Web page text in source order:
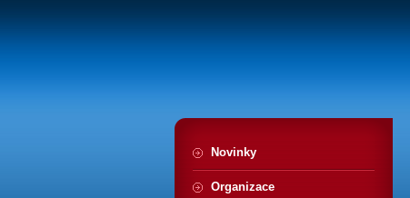
Novinky
Organizace